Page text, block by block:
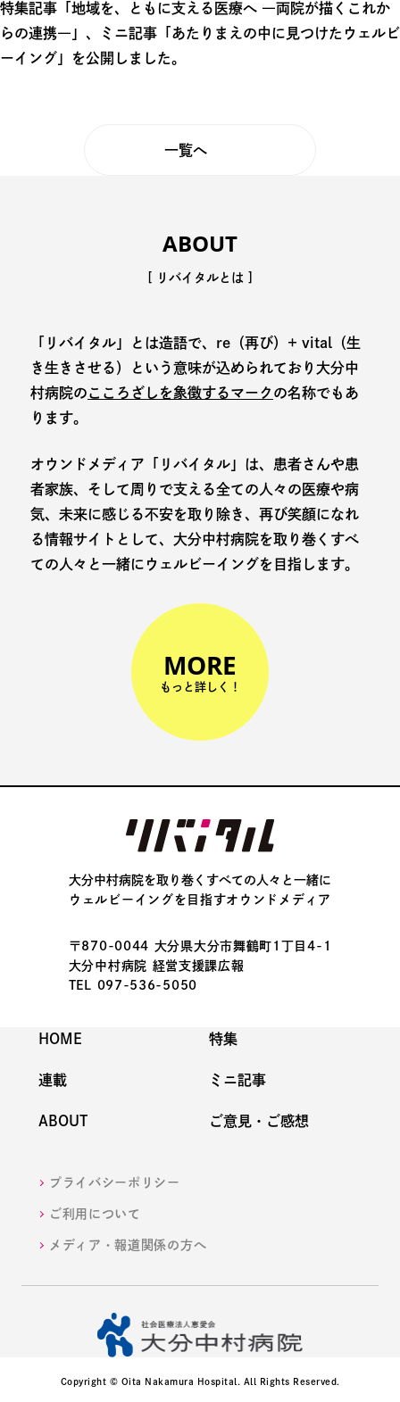
特集記事「地域を、ともに支える医療へ ―両院が描くこれか
らの連携―」、ミニ記事「あたりまえの中に見つけたウェルビ
ーイング」を公開しました。
一覧へ
ABOUT
[ リバイタルとは ]
「リバイタル」とは造語で、re（再び）+ vital（生
き生きさせる）という意味が込められており大分中
村病院のこころざしを象徴するマーク の名称でもあ
ります。
オウンドメディア「リバイタル」は、患者さんや患
者家族、そして周りで支える全ての人々の医療や病
気、未来に感じる不安を取り除き、再び笑顔になれ
る情報サイトとして、大分中村病院を取り巻くすべ
ての人々と一緒にウェルビーイングを目指します。
MORE
もっと詳しく！
大分中村病院を取り巻くすべての人々と一緒に
ウェルビーイングを目指すオウンドメディア
〒870-0044 大分県大分市舞鶴町1丁目4-1
大分中村病院 経営支援課広報
TEL 097-536-5050
HOME 特集
連載 ミニ記事
ABOUT ご意見・ご感想
プライバシーポリシー
ご利用について
メディア・報道関係の方へ
Copyright © Oita Nakamura Hospital. All Rights Reserved.